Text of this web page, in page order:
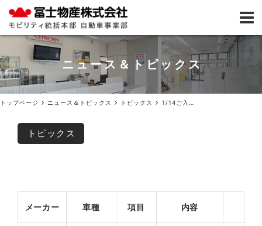
ニュース＆トピックス
トップページ ニュース＆トピックス トピックス
トピックス
メーカー 車種 項目 内容